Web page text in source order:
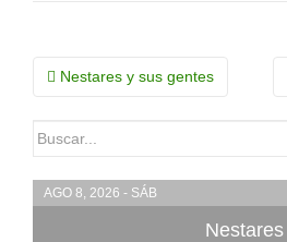
Navegación
la
entrada
Nestares y sus gentes
Buscar:
AGO 8, 2026 - SÁB
Nestares